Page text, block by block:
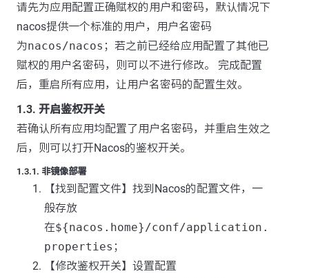
请先为应用配置正确赋权的用户和密码，默认情况下
nacos提供一个标准的用户，用户名密码
为nacos/nacos ；若之前已经给应用配置了其他已
赋权的用户名密码，则可以不进行修改。 完成配置
后，重启所有应用，让用户名密码的配置生效。
1.3. 开启鉴权开关
若确认所有应用均配置了用户名密码，并重启生效之
后，则可以打开Nacos的鉴权开关。
1.3.1. 非镜像部署
【找到配置文件】找到Nacos的配置文件，一
般存放
在${nacos.home}/conf/application.
properties ；
【修改鉴权开关】设置配置